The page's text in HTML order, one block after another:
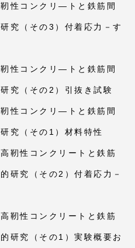
性コンクリ―トと鉄筋間
究（その3）付着応力－す
性コンクリ―トと鉄筋間
究（その2）引抜き試験
性コンクリ―トと鉄筋間
究（その1）材料特性
靭性コンクリートと鉄筋
研究（その2）付着応力－
靭性コンクリートと鉄筋
研究（その1）実験概要お